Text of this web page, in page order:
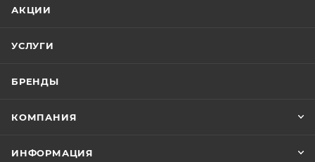
АКЦИИ
УСЛУГИ
БРЕНДЫ
КОМПАНИЯ
ИНФОРМАЦИЯ